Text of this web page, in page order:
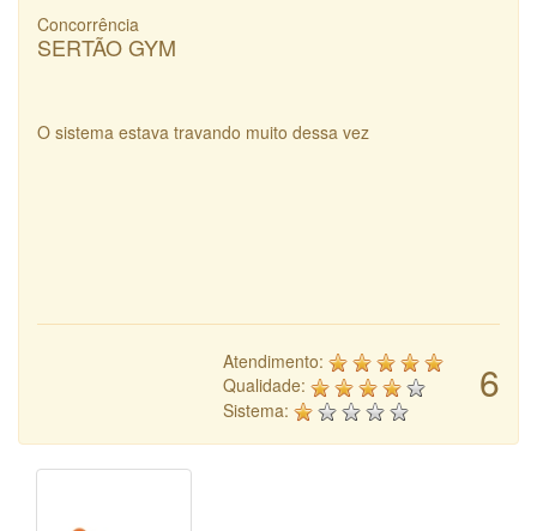
Concorrência
SERTÃO GYM
O sistema estava travando muito dessa vez
6
Atendimento:
Qualidade:
Sistema: